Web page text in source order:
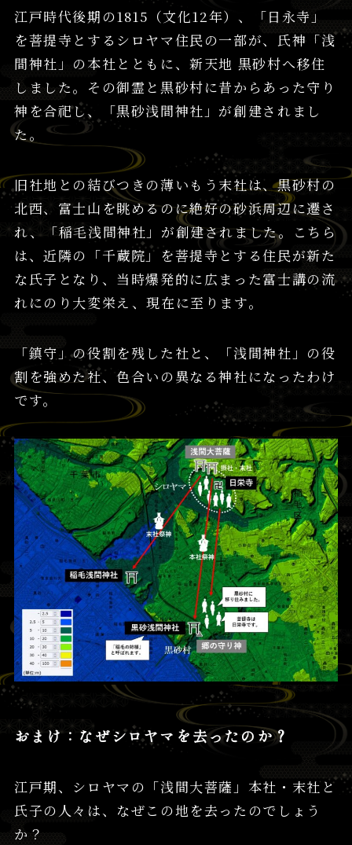
江戸時代後期の1815（文化12年）、「日永寺」
を菩提寺とするシロヤマ住民の一部が、氏神「浅
間神社」の本社とともに、新天地 黒砂村へ移住
しました。その御霊と黒砂村に昔からあった守り
神を合祀し、「黒砂浅間神社」が創建されまし
た。
旧社地との結びつきの薄いもう末社は、黒砂村の
北西、富士山を眺めるのに絶好の砂浜周辺に遷さ
れ、「稲毛浅間神社」が創建されました。こちら
は、近隣の「千蔵院」を菩提寺とする住民が新た
な氏子となり、当時爆発的に広まった富士講の流
れにのり大変栄え、現在に至ります。
「鎮守」の役割を残した社と、「浅間神社」の役
割を強めた社、色合いの異なる神社になったわけ
です。
おまけ：なぜシロヤマを去ったのか？
江戸期、シロヤマの「浅間大菩薩」本社・末社と
氏子の人々は、なぜこの地を去ったのでしょう
か？